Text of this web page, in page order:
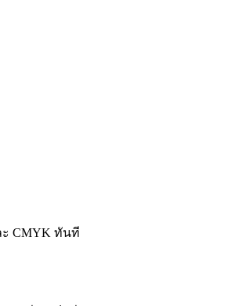
ะ CMYK ทันที